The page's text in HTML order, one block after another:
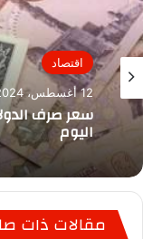
اقتصاد
12 أغسطس، 2024
سعر صرف
اليوم
مقالات ذات